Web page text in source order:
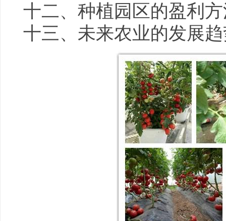
十二、种植园区的盈利
十三、未来农业的发展